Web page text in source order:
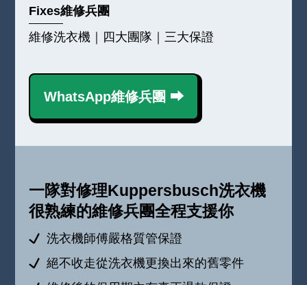
Fixes維修兵團
維修洗衣機｜四大團隊｜三大保證
WhatsApp維修兵團 ⮕
一隊對修理Kuppersbusch洗衣機
很熟練的維修兵團全程支援你
洗衣機師傅嚴格質管保證
絕不收走從洗衣機更換出來的舊零件